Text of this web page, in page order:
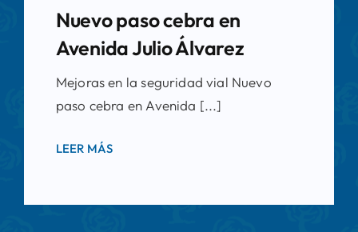
Nuevo paso cebra en
Avenida Julio Álvarez
Mejoras en la seguridad vial Nuevo
paso cebra en Avenida [...]
LEER MÁS